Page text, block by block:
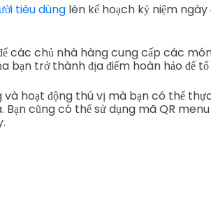
tiêu dùnglên kế hoạch kỷ niệm
các chủ nhà hàng cung cấp các
bạn trở thành địa điểm hoàn hảo để
và hoạt động thú vị mà bạn có thể
cũng có thể sử dụng mã QR